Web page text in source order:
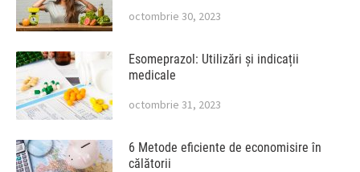
octombrie 30, 2023
Esomeprazol: Utilizări și indicații
medicale
octombrie 31, 2023
6 Metode eficiente de economisire în
călătorii